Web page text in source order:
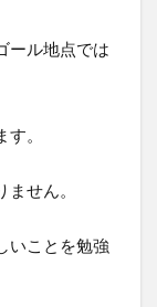
ール地点では
。
せん。
いことを勉強